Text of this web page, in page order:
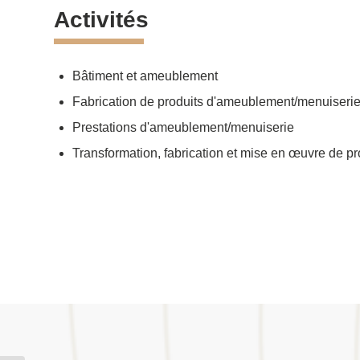
Activités
Bâtiment et ameublement
Fabrication de produits d'ameublement/menuiserie
Prestations d'ameublement/menuiserie
Transformation, fabrication et mise en œuvre de